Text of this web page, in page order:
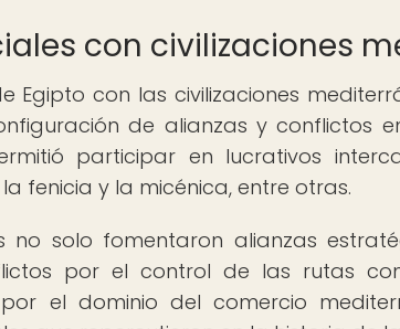
con civilizaciones
Egipto con las civilizaciones
de alianzas y conflictos
participar en lucrativos
fenicia y la micénica, entre otras.
no solo fomentaron alianzas
por el control de las rutas
el dominio del comercio